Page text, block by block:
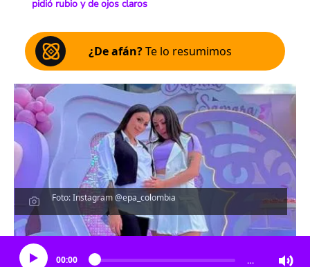
pidió rubio y de ojos claros
¿De afán?Te lo resumimos
Foto: Instagram @epa_colombia
Escucha el artículo
00:00 …